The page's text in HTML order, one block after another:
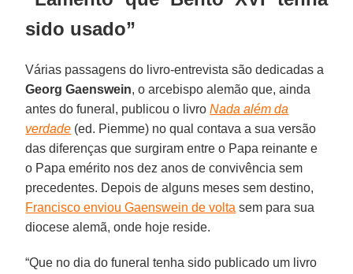
sido usado”
Várias passagens do livro-entrevista são dedicadas a
Georg Gaenswein, o arcebispo alemão que, ainda
antes do funeral, publicou o livro Nada além da
verdade (ed. Piemme) no qual contava a sua versão
das diferenças que surgiram entre o Papa reinante e
o Papa emérito nos dez anos de convivência sem
precedentes. Depois de alguns meses sem destino,
Francisco enviou Gaenswein de volta sem para sua
diocese alemã, onde hoje reside.
“Que no dia do funeral tenha sido publicado um livro